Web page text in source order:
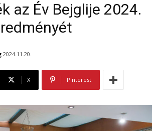
az Év Bejglije 2024.
2024.11.20.
X Pinterest